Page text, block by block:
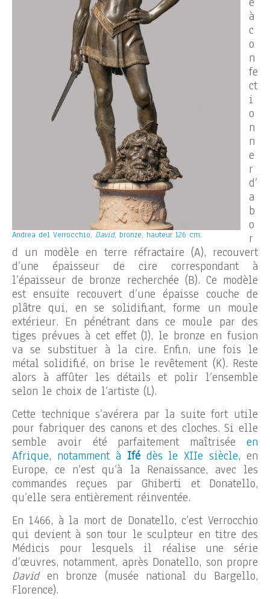
Andrea del Verrocchio, David, bronze, hauteur 126 cm.
à
c
o
n
fe
ct
i
o
n
n
e
r
d’
a
b
o
r
d un modèle en terre réfractaire (A), recouvert
d’une épaisseur de cire correspondant à
l’épaisseur de bronze recherchée (B). Ce modèle
est ensuite recouvert d’une épaisse couche de
plâtre qui, en se solidifiant, forme un moule
extérieur. En pénétrant dans ce moule par des
tiges prévues à cet effet (J), le bronze en fusion
va se substituer à la cire. Enfin, une fois le
métal solidifié, on brise le revêtement (K). Reste
alors à affûter les détails et polir l’ensemble
selon le choix de l’artiste (L).
Cette technique s’avérera par la suite fort utile
pour fabriquer des canons et des cloches. Si elle
semble avoir été parfaitement maîtrisée en
Afrique, notamment à Ifédès le XIIe siècle, en
Europe, ce n’est qu’à la Renaissance, avec les
commandes reçues par Ghiberti et Donatello,
qu’elle sera entièrement réinventée.
En 1466, à la mort de Donatello, c’est Verrocchio
qui devient à son tour le sculpteur en titre des
Médicis pour lesquels il réalise une série
d’œuvres, notamment, après Donatello, son propre
Daviden bronze (musée national du Bargello,
Florence).